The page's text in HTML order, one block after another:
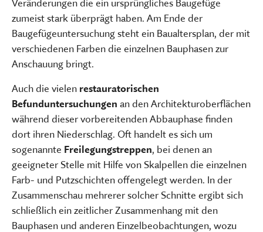
Veränderungen die ein ursprüngliches Baugefüge
zumeist stark überprägt haben. Am Ende der
Baugefügeuntersuchung steht ein Baualtersplan, der mit
verschiedenen Farben die einzelnen Bauphasen zur
Anschauung bringt.
Auch die vielen restauratorischen
Befunduntersuchungen an den Architekturoberflächen
während dieser vorbereitenden Abbauphase finden
dort ihren Niederschlag. Oft handelt es sich um
sogenannte Freilegungstreppen, bei denen an
geeigneter Stelle mit Hilfe von Skalpellen die einzelnen
Farb- und Putzschichten offengelegt werden. In der
Zusammenschau mehrerer solcher Schnitte ergibt sich
schließlich ein zeitlicher Zusammenhang mit den
Bauphasen und anderen Einzelbeobachtungen, wozu